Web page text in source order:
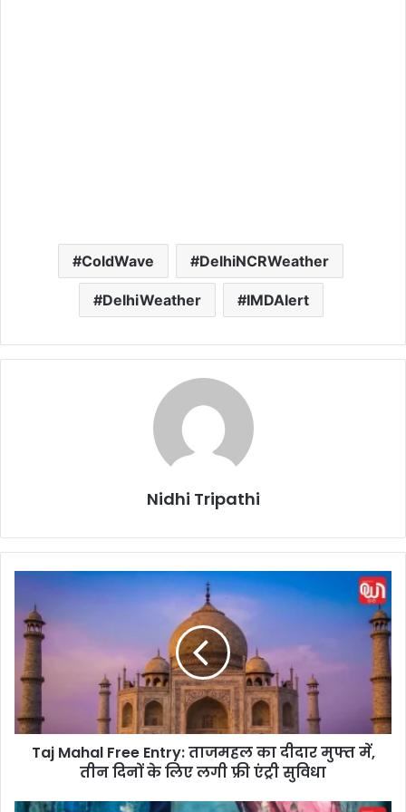
ColdWave DelhiNCRWeather
DelhiWeather IMDAlert
Nidhi Tripathi
T
M
h
F
Taj Mahal Free Entry: ताजमहल का दीदार मुफ्त में,
तीन दिनों के लिए लगी फ्री एंट्री सुविधा